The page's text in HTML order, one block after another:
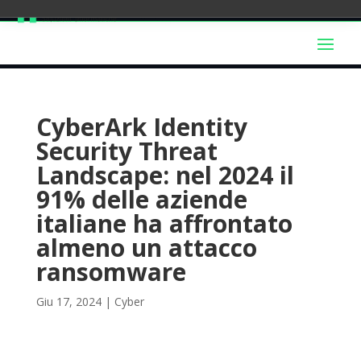
CyberArk Identity
Security Threat
Landscape: nel 2024 il
91% delle aziende
italiane ha affrontato
almeno un attacco
ransomware
Giu 17, 2024| Cyber